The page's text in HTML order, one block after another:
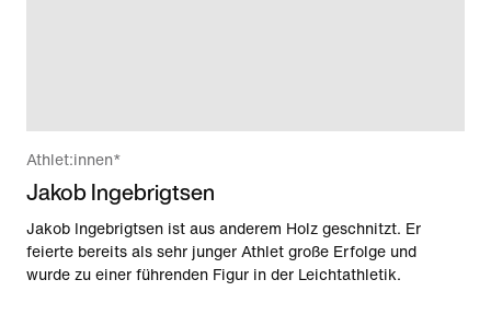
Athlet:innen*
Jakob Ingebrigtsen
Jakob Ingebrigtsen ist aus anderem Holz geschnitzt. Er
feierte bereits als sehr junger Athlet große Erfolge und
wurde zu einer führenden Figur in der Leichtathletik.